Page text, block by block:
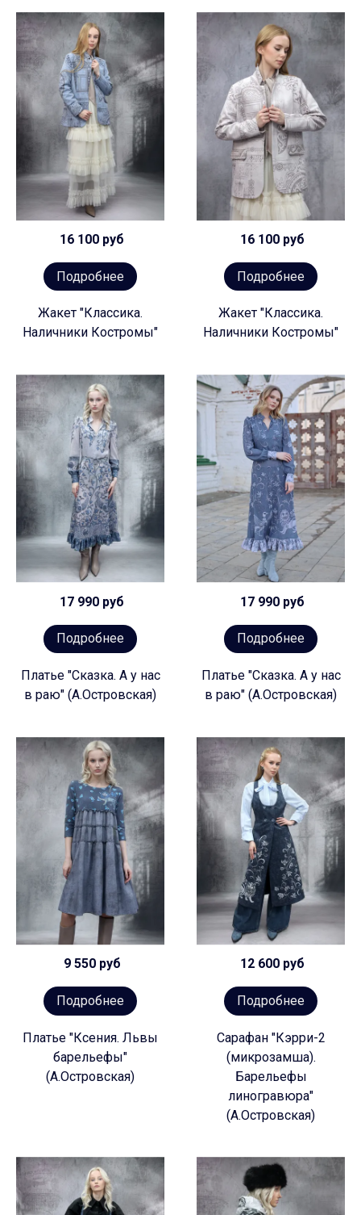
16 100 руб
Подробнее
Жакет "Классика.
Наличники Костромы"
16 100 руб
Подробнее
Жакет "Классика.
Наличники Костромы"
17 990 руб
Подробнее
Платье "Сказка. А у нас
в раю" (А.Островская)
17 990 руб
Подробнее
Платье "Сказка. А у нас
в раю" (А.Островская)
9 550 руб
Подробнее
Платье "Ксения. Львы
барельефы"
(А.Островская)
12 600 руб
Подробнее
Сарафан "Кэрри-2
(микрозамша).
Барельефы
линогравюра"
(А.Островская)